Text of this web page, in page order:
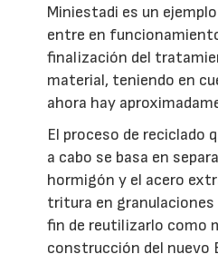
Miniestadi es un
entre en
finalización del
material, teniendo en
ahora hay
El proceso de reciclado
a cabo se basa en
hormigón y el acero
tritura en
fin de reutilizarlo como
construcción del nuevo